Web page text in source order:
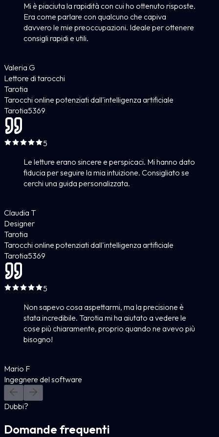
Mi è piaciuta la rapidità con cui ho ottenuto risposte.
Era come parlare con qualcuno che capiva
davvero le mie preoccupazioni. Ideale per ottenere
consigli rapidi e utili.
Valeria G
Lettore di tarocchi
Tarotia
Tarocchi online potenziati dall'intelligenza artificiale
Tarotia5369
5
Le letture erano sincere e perspicaci. Mi hanno dato
fiducia per seguire la mia intuizione. Consigliato se
cerchi una guida personalizzata.
Claudia T
Designer
Tarotia
Tarocchi online potenziati dall'intelligenza artificiale
Tarotia5369
5
Non sapevo cosa aspettarmi, ma la precisione è
stata incredibile. Tarotia mi ha aiutato a vedere le
cose più chiaramente, proprio quando ne avevo più
bisogno!
Mario F
Ingegnere del software
Dubbi?
Domande frequenti